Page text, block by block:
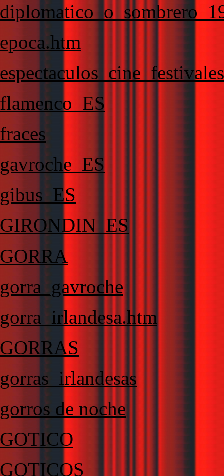
epoca.htm
flamenco_ES
fraces
gavroche_ES
gibus_ES
GIRONDIN_ES
GORRA
gorra_gavroche
gorra_irlandesa.htm
GORRAS
gorras_irlandesas
gorros de noche
GOTICO
GOTICOS